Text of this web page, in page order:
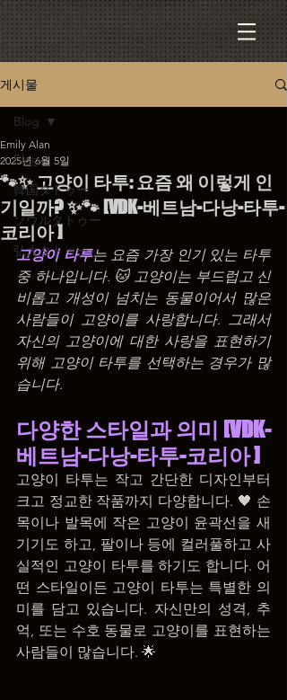
게시물
Blog
韓国タトゥー
ソウルタトゥー
弘大タトゥー
Blog
🐾✨ 고양이 타투: 요즘 왜 이렇게 인
기일까? ✨🐾 [VDK-베트남-다낭-타투-
코리아 ]
Emily Alan
2025년 6월 5일
고양이 타투는 요즘 가장 인기 있는 타투
중 하나입니다. 🐱 고양이는 부드럽고 신
비롭고 개성이 넘치는 동물이어서 많은
사람들이 고양이를 사랑합니다. 그래서
자신의 고양이에 대한 사랑을 표현하기
위해 고양이 타투를 선택하는 경우가 많
습니다.
다양한 스타일과 의미 [VDK-
베트남-다낭-타투-코리아 ]
고양이 타투는 작고 간단한 디자인부터
크고 정교한 작품까지 다양합니다. 🖤 손
목이나 발목에 작은 고양이 윤곽선을 새
기기도 하고, 팔이나 등에 컬러풀하고 사
실적인 고양이 타투를 하기도 합니다. 어
떤 스타일이든 고양이 타투는 특별한 의
미를 담고 있습니다. 자신만의 성격, 추
억, 또는 수호 동물로 고양이를 표현하는
사람들이 많습니다. 🌟